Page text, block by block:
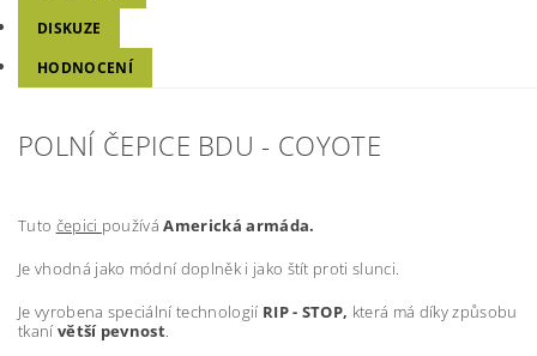
DISKUZE
HODNOCENÍ
POLNÍ ČEPICE BDU - COYOTE
Tuto čepici používáAmerická armáda.
Je vhodná jako módní doplněk i jako štít proti slunci.
Je vyrobena speciální technologií RIP - STOP, která má díky způsobu
tkaní větší pevnost